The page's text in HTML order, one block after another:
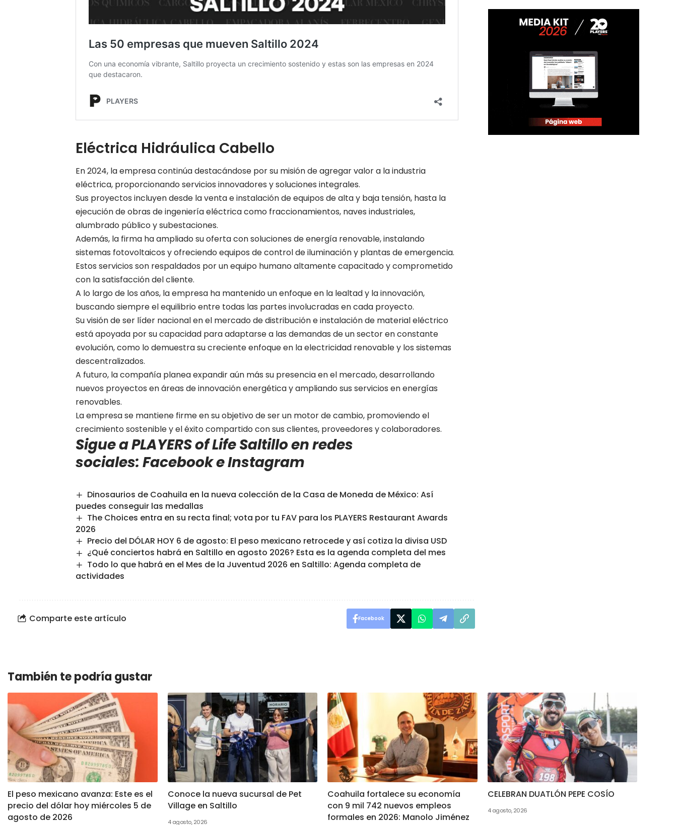
Eléctrica Hidráulica Cabello
En 2024, la empresa continúa destacándose por su misión de agregar valor a la industria
eléctrica, proporcionando servicios innovadores y soluciones integrales.
Sus proyectos incluyen desde la venta e instalación de equipos de alta y baja tensión, hasta la
ejecución de obras de ingeniería eléctrica como fraccionamientos, naves industriales,
alumbrado público y subestaciones.
Además, la firma ha ampliado su oferta con soluciones de energía renovable, instalando
sistemas fotovoltaicos y ofreciendo equipos de control de iluminación y plantas de emergencia.
Estos servicios son respaldados por un equipo humano altamente capacitado y comprometido
con la satisfacción del cliente.
A lo largo de los años, la empresa ha mantenido un enfoque en la lealtad y la innovación,
buscando siempre el equilibrio entre todas las partes involucradas en cada proyecto.
Su visión de ser líder nacional en el mercado de distribución e instalación de material eléctrico
está apoyada por su capacidad para adaptarse a las demandas de un sector en constante
evolución, como lo demuestra su creciente enfoque en la electricidad renovable y los sistemas
descentralizados.
A futuro, la compañía planea expandir aún más su presencia en el mercado, desarrollando
nuevos proyectos en áreas de innovación energética y ampliando sus servicios en energías
renovables.
La empresa se mantiene firme en su objetivo de ser un motor de cambio, promoviendo el
crecimiento sostenible y el éxito compartido con sus clientes, proveedores y colaboradores.
Sigue a PLAYERS of Life Saltillo en redes
sociales: FacebookeInstagram
Dinosaurios de Coahuila en la nueva colección de la Casa de Moneda de México: Así
puedes conseguir las medallas
The Choices entra en su recta final; vota por tu FAV para los PLAYERS Restaurant Awards
2026
Precio del DÓLAR HOY 6 de agosto: El peso mexicano retrocede y así cotiza la divisa USD
¿Qué conciertos habrá en Saltillo en agosto 2026? Esta es la agenda completa del mes
Todo lo que habrá en el Mes de la Juventud 2026 en Saltillo: Agenda completa de
actividades
Comparte este artículo Facebook
También te podría gustar
El peso mexicano avanza: Este es el
precio del dólar hoy miércoles 5 de
agosto de 2026
Conoce la nueva sucursal de Pet
Village en Saltillo
4 agosto, 2026
Coahuila fortalece su economía
con 9 mil 742 nuevos empleos
formales en 2026: Manolo Jiménez
CELEBRAN DUATLÓN PEPE COSÍO
4 agosto, 2026